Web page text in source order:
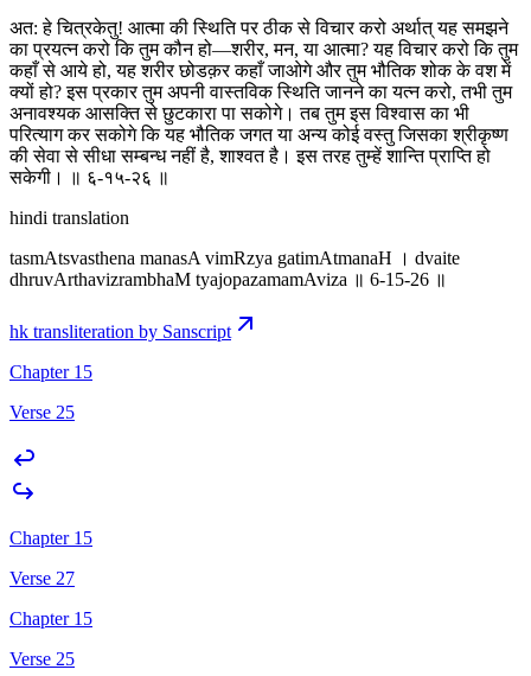
अत: हे चित्रकेतु! आत्मा की स्थिति पर ठीक से विचार करो अर्थात् यह समझने
का प्रयत्न करो कि तुम कौन हो—शरीर, मन, या आत्मा? यह विचार करो कि तुम
कहाँ से आये हो, यह शरीर छोडक़र कहाँ जाओगे और तुम भौतिक शोक के वश में
क्यों हो? इस प्रकार तुम अपनी वास्तविक स्थिति जानने का यत्न करो, तभी तुम
अनावश्यक आसक्ति से छुटकारा पा सकोगे। तब तुम इस विश्वास का भी
परित्याग कर सकोगे कि यह भौतिक जगत या अन्य कोई वस्तु जिसका श्रीकृष्ण
की सेवा से सीधा सम्बन्ध नहीं है, शाश्वत है। इस तरह तुम्हें शान्ति प्राप्ति हो
सकेगी। ॥ ६-१५-२६ ॥
hindi translation
tasmAtsvasthena manasA vimRzya gatimAtmanaH । dvaite
dhruvArthavizrambhaM tyajopazamamAviza ॥ 6-15-26 ॥
hk transliteration by Sanscript
Chapter 15
Verse 25
Chapter 15
Verse 27
Chapter 15
Verse 25